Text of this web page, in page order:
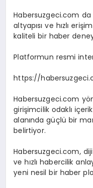
Habersuzgeci.com
altyapısı ve hızlı
kaliteli bir haber
Platformun resmi
https://
Habersuzgeci.com
girişimcilik odaklı
alanında güçlü bir
belirtiyor.
Habersuzgeci.com,
ve hızlı habercilik
yeni nesil bir haber